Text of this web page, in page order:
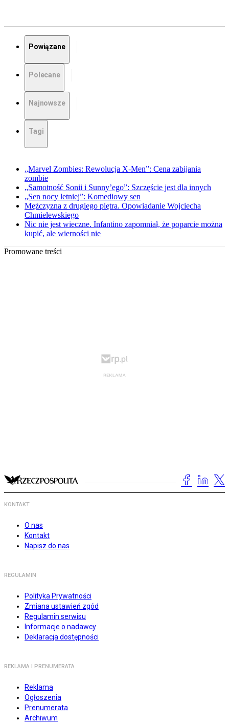
Powiązane
Polecane
Najnowsze
Tagi
„Marvel Zombies: Rewolucja X-Men”: Cena zabijania
zombie
„Samotność Sonii i Sunny’ego”: Szczęście jest dla innych
„Sen nocy letniej”: Komediowy sen
Mężczyzna z drugiego piętra. Opowiadanie Wojciecha
Chmielewskiego
Nic nie jest wieczne. Infantino zapomniał, że poparcie można
kupić, ale wierności nie
Promowane treści
KONTAKT
O nas
Kontakt
Napisz do nas
REGULAMIN
Polityka Prywatności
Zmiana ustawień zgód
Regulamin serwisu
Informacje o nadawcy
Deklaracja dostępności
REKLAMA I PRENUMERATA
Reklama
Ogłoszenia
Prenumerata
Archiwum